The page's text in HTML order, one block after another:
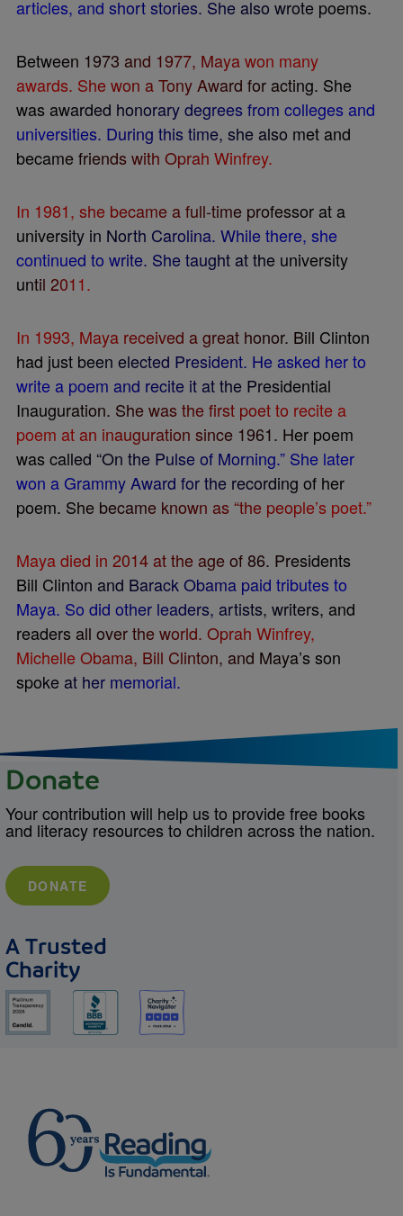
articles, and shortstories. Shealso wrote poems.
Between 1973 and 1977, Mayawon many
awards. Shewon aTonyAward foracting. She
was awarded honorarydegrees from colleges and
universities. During this time, shealso metand
becamefriends with Oprah Winfrey.
In 1981, she becameafull-time professorata
university in North Carolina. Whilethere, she
continued to write. Shetaughtatthe university
until 2011.
In 1993, Maya received agreat honor. Bill Clinton
had just been elected President. Heasked herto
writea poem and recite itatthe Presidential
Inauguration. Shewas thefrst poetto recitea
poem atan inauguration since 1961. Her poem
was called “On the Pulseof Morning.” She later
won a GrammyAward forthe recording of her
poem. She became known as “the people’s poet.”
Mayadied in 2014attheageof86. Presidents
Bill Clinton and BarackObama paid tributes to
Maya. So did other leaders, artists, writers, and
readers all overtheworld. Oprah Winfrey,
MichelleObama, Bill Clinton, and Maya’s son
spokeat her memorial.
Donate
Your contribution will help us to provide free books
and literacy resources to children across the nation.
DONATE
A Trusted
Charity